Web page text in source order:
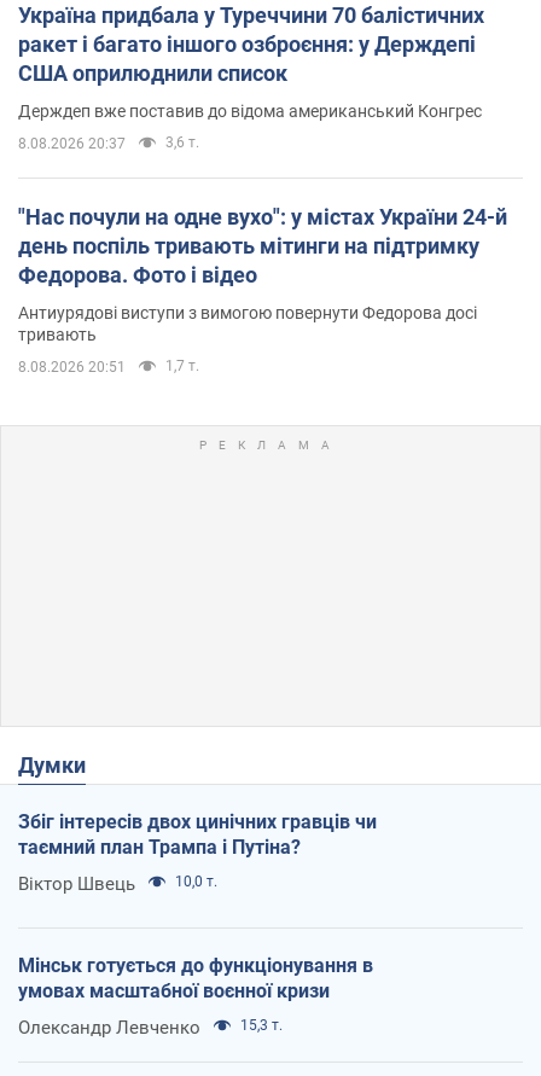
Україна придбала у Туреччини 70 балістичних
ракет і багато іншого озброєння: у Держдепі
США оприлюднили список
Держдеп вже поставив до відома американський Конгрес
8.08.2026 20:37 3,6 т.
"Нас почули на одне вухо": у містах України 24-й
день поспіль тривають мітинги на підтримку
Федорова. Фото і відео
Антиурядові виступи з вимогою повернути Федорова досі
тривають
8.08.2026 20:51 1,7 т.
Думки
Збіг інтересів двох цинічних гравців чи
таємний план Трампа і Путіна?
Віктор Швець 10,0 т.
Мінськ готується до функціонування в
умовах масштабної воєнної кризи
Олександр Левченко 15,3 т.